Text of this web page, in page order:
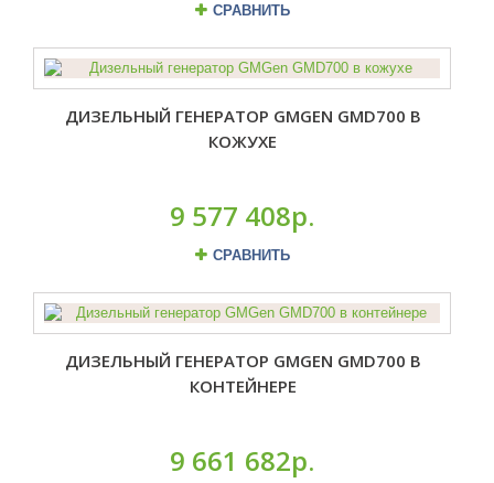
СРАВНИТЬ
ДИЗЕЛЬНЫЙ ГЕНЕРАТОР GMGEN GMD700 В
КОЖУХЕ
9 577 408р.
СРАВНИТЬ
ДИЗЕЛЬНЫЙ ГЕНЕРАТОР GMGEN GMD700 В
КОНТЕЙНЕРЕ
9 661 682р.